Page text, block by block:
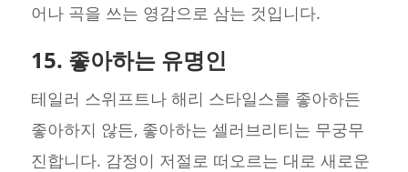
어나 곡을 쓰는 영감으로 삼는 것입니다.
15. 좋아하는 유명인
테일러 스위프트나 해리 스타일스를 좋아하든
좋아하지 않든, 좋아하는 셀러브리티는 무궁무
진합니다. 감정이 저절로 떠오르는 대로 새로운